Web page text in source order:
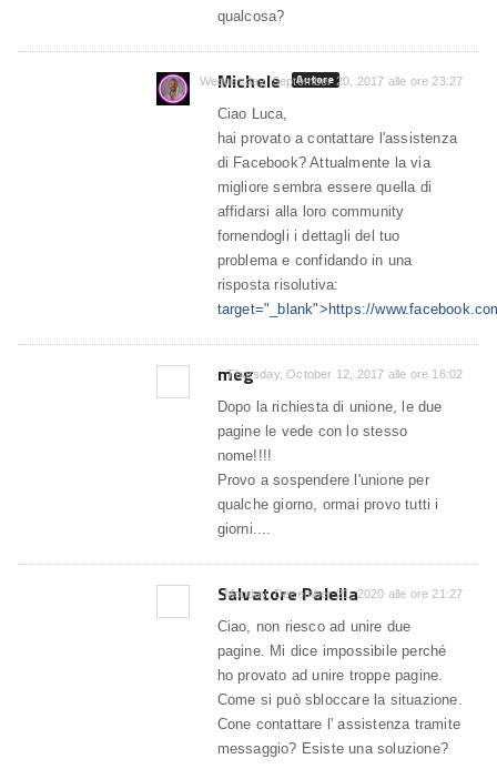
qualcosa?
Michele Autore
Wednesday, September 20, 2017 alle ore 23:27
Ciao Luca,
hai provato a contattare l'assistenza
di Facebook? Attualmente la via
migliore sembra essere quella di
affidarsi alla loro community
fornendogli i dettagli del tuo
problema e confidando in una
risposta risolutiva:
target="_blank">https://
meg
Thursday, October 12, 2017 alle ore 16:02
Dopo la richiesta di unione, le due
pagine le vede con lo stesso
nome!!!!
Provo a sospendere l'unione per
qualche giorno, ormai provo tutti i
giorni....
Salvatore Palella
Monday, December 21, 2020 alle ore 21:27
Ciao, non riesco ad unire due
pagine. Mi dice impossibile perché
ho provato ad unire troppe pagine.
Come si può sbloccare la situazione.
Cone contattare l' assistenza tramite
messaggio? Esiste una soluzione?